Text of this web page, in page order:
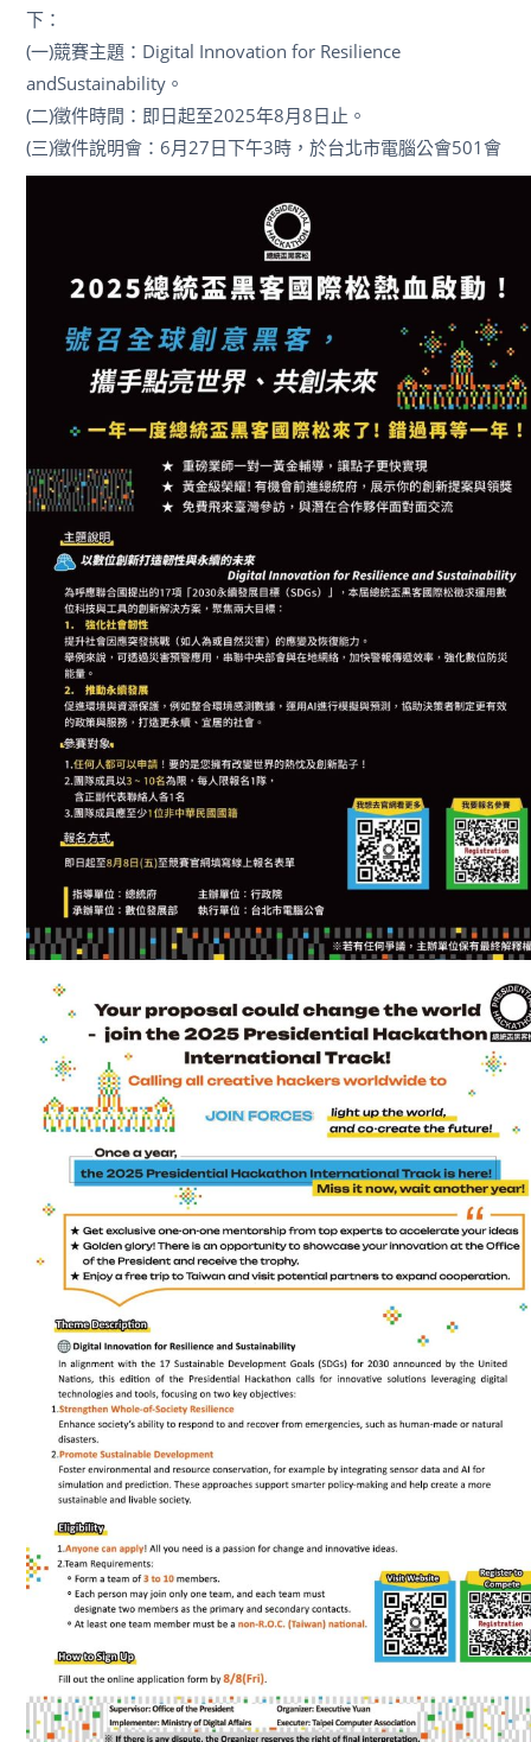
下：
(一)競賽主題：Digital Innovation for Resilience
andSustainability。
(二)徵件時間：即日起至2025年8月8日止。
(三)徵件說明會：6月27日下午3時，於台北市電腦公會501會